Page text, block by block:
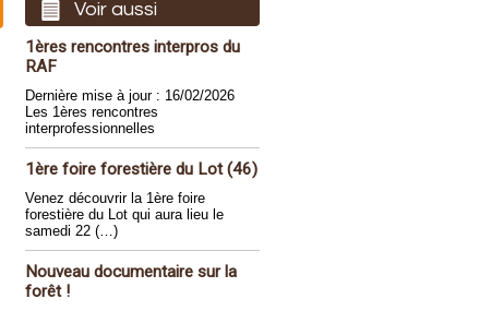
Voir aussi
1ères rencontres interpros du
RAF
Dernière mise à jour : 16/02/2026
Les 1ères rencontres
interprofessionnelles
1ère foire forestière du Lot (46)
Venez découvrir la 1ère foire
forestière du Lot qui aura lieu le
samedi 22 (…)
Nouveau documentaire sur la
forêt !